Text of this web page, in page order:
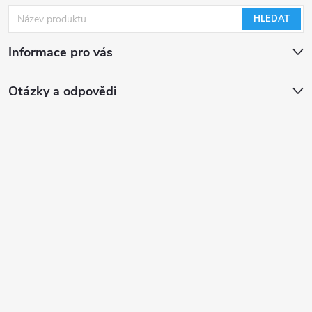
HLEDAT
Informace pro vás
Otázky a odpovědi